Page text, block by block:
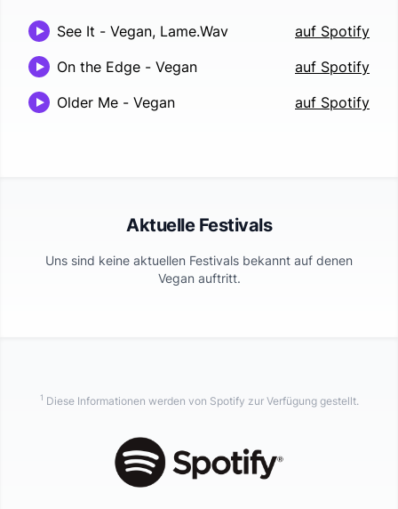
See It - Vegan, Lame.Wav
auf Spotify
On the Edge - Vegan
auf Spotify
Older Me - Vegan auf Spotify
Aktuelle Festivals
Uns sind keine aktuellen Festivals bekannt auf denen
Vegan auftritt.
1 Diese Informationen werden von Spotify zur Verfügung gestellt.